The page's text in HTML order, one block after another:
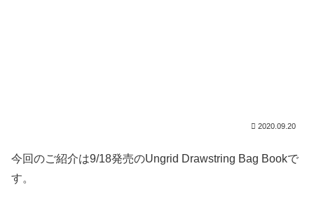
2020.09.20
今回のご紹介は9/18発売のUngrid Drawstring Bag Bookで
す。